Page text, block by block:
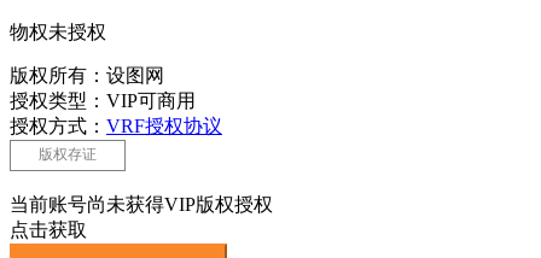
物权未授权
版权所有：设图网
授权类型：VIP可商用
授权方式： VRF授权协议
版权存证
当前账号尚未获得VIP版权授权
点击获取